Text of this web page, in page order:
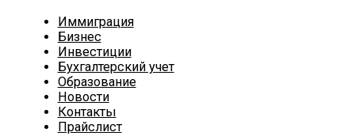
Иммиграция
Бизнес
Инвестиции
Бухгалтерский учет
Образование
Новости
Контакты
Прайслист